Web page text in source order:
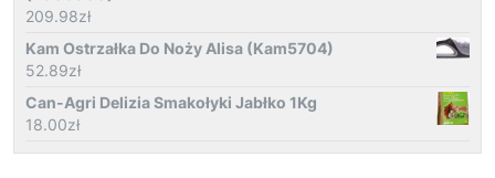
209.98zł
Kam Ostrzałka Do Noży Alisa (Kam5704)
52.89zł
Can-Agri Delizia Smakołyki Jabłko 1Kg
18.00zł